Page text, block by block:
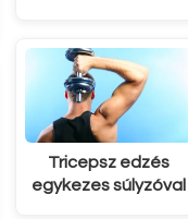
Tricepsz edzés
egykezes súlyzóval